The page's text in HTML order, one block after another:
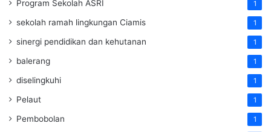
Program Sekolah ASRI 1
sekolah ramah lingkungan Ciamis 1
sinergi pendidikan dan kehutanan 1
balerang 1
diselingkuhi 1
Pelaut 1
Pembobolan 1